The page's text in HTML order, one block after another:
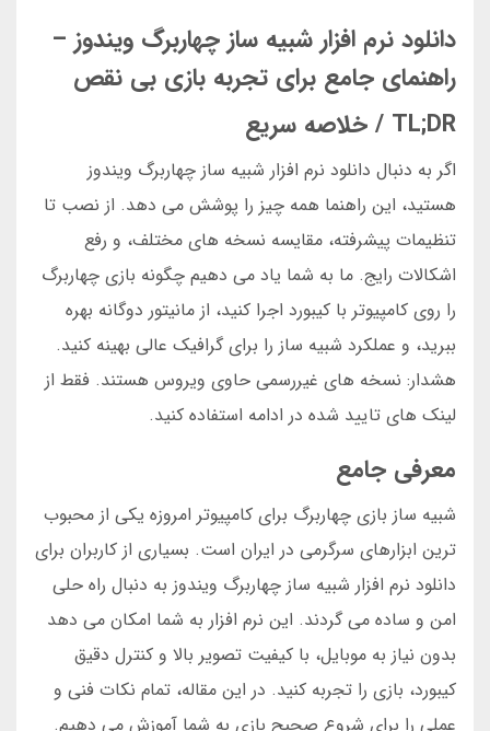
دانلود نرم افزار شبیه ساز چهاربرگ ویندوز –
راهنمای جامع برای تجربه بازی بی نقص
TL;DR / خلاصه سریع
اگر به دنبال دانلود نرم افزار شبیه ساز چهاربرگ ویندوز
هستید، این راهنما همه چیز را پوشش می دهد. از نصب تا
تنظیمات پیشرفته، مقایسه نسخه های مختلف، و رفع
اشکالات رایج. ما به شما یاد می دهیم چگونه بازی چهاربرگ
را روی کامپیوتر با کیبورد اجرا کنید، از مانیتور دوگانه بهره
ببرید، و عملکرد شبیه ساز را برای گرافیک عالی بهینه کنید.
هشدار: نسخه های غیررسمی حاوی ویروس هستند. فقط از
لینک های تایید شده در ادامه استفاده کنید.
معرفی جامع
شبیه ساز بازی چهاربرگ برای کامپیوتر امروزه یکی از محبوب
ترین ابزارهای سرگرمی در ایران است. بسیاری از کاربران برای
دانلود نرم افزار شبیه ساز چهاربرگ ویندوز به دنبال راه حلی
امن و ساده می گردند. این نرم افزار به شما امکان می دهد
بدون نیاز به موبایل، با کیفیت تصویر بالا و کنترل دقیق
کیبورد، بازی را تجربه کنید. در این مقاله، تمام نکات فنی و
عملی را برای شروع صحیح بازی به شما آموزش می دهیم.